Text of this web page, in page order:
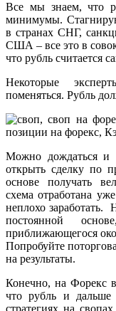
Все мы знаем, что
минимумы.
в странах СНГ,
США – все это в
что рубль считается
Некоторые
поменяться. Рубль
Можно дождаться и
открыть сделку по
основе получать
схема отработана
неплохо заработать.
постоянной
приближающегося
Попробуйте
на результаты.
Конечно, на Форекс
что рубль и дальше
стратегиях на